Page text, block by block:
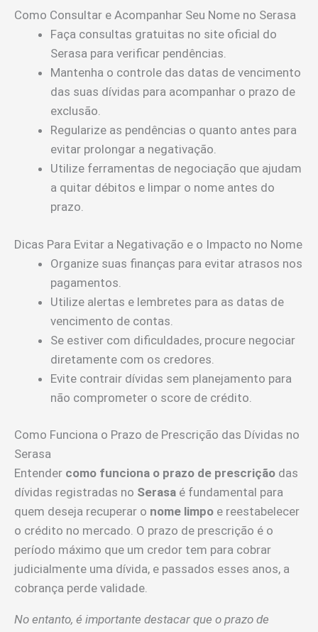
Como Consultar e Acompanhar Seu Nome no Serasa
Faça consultas gratuitas no site oficial do
Serasa para verificar pendências.
Mantenha o controle das datas de vencimento
das suas dívidas para acompanhar o prazo de
exclusão.
Regularize as pendências o quanto antes para
evitar prolongar a negativação.
Utilize ferramentas de negociação que ajudam
a quitar débitos e limpar o nome antes do
prazo.
Dicas Para Evitar a Negativação e o Impacto no Nome
Organize suas finanças para evitar atrasos nos
pagamentos.
Utilize alertas e lembretes para as datas de
vencimento de contas.
Se estiver com dificuldades, procure negociar
diretamente com os credores.
Evite contrair dívidas sem planejamento para
não comprometer o score de crédito.
Como Funciona o Prazo de Prescrição das Dívidas no
Serasa
Entender como funciona o prazo de prescrição das
dívidas registradas no Serasa é fundamental para
quem deseja recuperar o nome limpo e reestabelecer
o crédito no mercado. O prazo de prescrição é o
período máximo que um credor tem para cobrar
judicialmente uma dívida, e passados esses anos, a
cobrança perde validade.
No entanto, é importante destacar que o prazo de